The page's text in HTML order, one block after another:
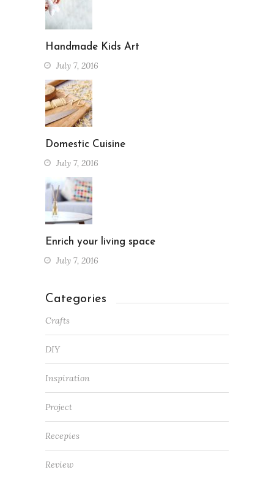
Handmade Kids Art
July 7, 2016
Domestic Cuisine
July 7, 2016
Enrich your living space
July 7, 2016
Categories
Crafts
DIY
Inspiration
Project
Recepies
Review